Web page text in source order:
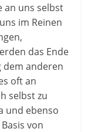
an uns selbst
im Reinen
das Ende
dem anderen
oft an
selbst zu
und ebenso
von